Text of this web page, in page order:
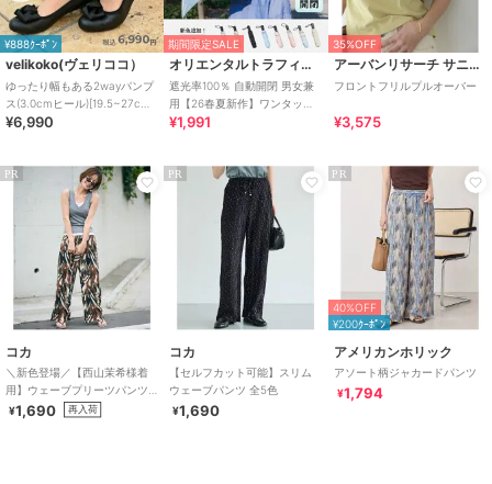
¥888ｸｰﾎﾟﾝ
velikoko(ヴェリココ）
ゆったり幅もある2wayパンプ
ス(3.0cmヒール)[19.5~27cm]
ラクチンきれいシューズ
¥6,990
期間限定SALE
オリエンタルトラフィック
遮光率100％ 自動開閉 男女兼
用【26春夏新作】ワンタッチ
晴雨兼用 折りたたみ傘 /G-
¥1,991
35%OFF
アーバンリサーチ サニーレーベル
フロントフリルプルオーバー
¥3,575
PR
コカ
＼新色登場／【西山茉希様着
用】ウェーブプリーツパンツ
全12色 / セルフカット可能
¥1,690 再入荷
PR
コカ
【セルフカット可能】スリム
ウェーブパンツ 全5色
¥1,690
PR
40%OFF
¥200ｸｰﾎﾟﾝ
アメリカンホリック
アソート柄ジャカードパンツ
¥1,794